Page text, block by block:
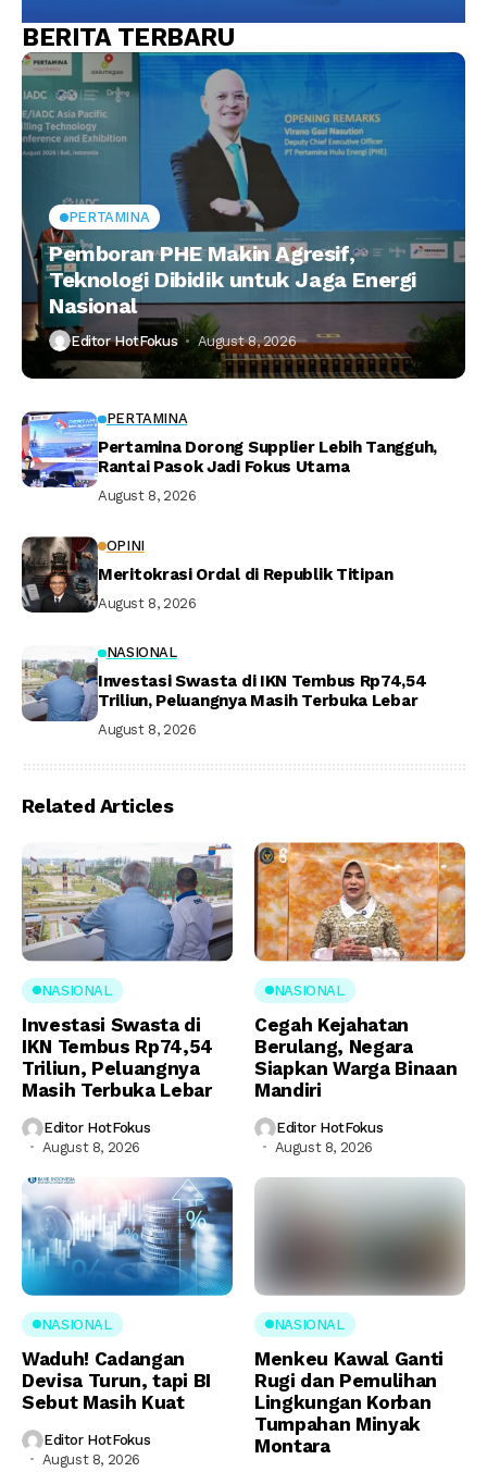
BERITA TERBARU
PERTAMINA
Pemboran PHE Makin Agresif,
Teknologi Dibidik untuk Jaga Energi
Nasional
Editor HotFokus August 8, 2026
PERTAMINA
Pertamina Dorong Supplier Lebih Tangguh,
Rantai Pasok Jadi Fokus Utama
August 8, 2026
OPINI
Meritokrasi Ordal di Republik Titipan
August 8, 2026
NASIONAL
Investasi Swasta di IKN Tembus Rp74,54
Triliun, Peluangnya Masih Terbuka Lebar
August 8, 2026
Related Articles
NASIONAL
Investasi Swasta di
IKN Tembus Rp74,54
Triliun, Peluangnya
Masih Terbuka Lebar
Editor HotFokus
August 8, 2026
NASIONAL
Cegah Kejahatan
Berulang, Negara
Siapkan Warga Binaan
Mandiri
Editor HotFokus
August 8, 2026
NASIONAL
Waduh! Cadangan
Devisa Turun, tapi BI
Sebut Masih Kuat
Editor HotFokus
August 8, 2026
NASIONAL
Menkeu Kawal Ganti
Rugi dan Pemulihan
Lingkungan Korban
Tumpahan Minyak
Montara